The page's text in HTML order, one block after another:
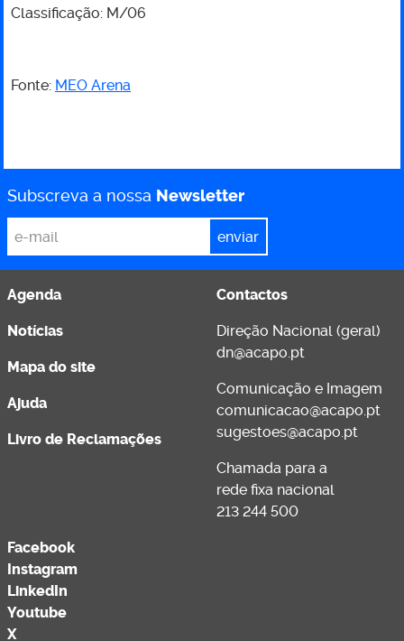
Classificação: M/06
Fonte: MEO Arena
Subscreva a nossa Newsletter
Email*
Agenda
Notícias
Mapa do site
Ajuda
Livro de Reclamações
Contactos
Direção Nacional (geral)
dn@acapo.pt
Comunicação e Imagem
comunicacao@acapo.pt
sugestoes@acapo.pt
Chamada para a
rede fixa nacional
213 244 500
Facebook
Instagram
LinkedIn
Youtube
X